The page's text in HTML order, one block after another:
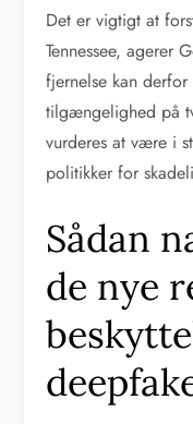
Det er vigtigt at
Tennessee, agerer
fjernelse kan
tilgængelighed på
vurderes at være i
politikker for
Sådan
de nye